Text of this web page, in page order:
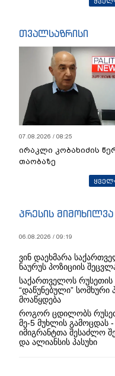
თვალსაზრისი
07.08.2026 / 08:25
ირაკლი კობახიძის
თაობაზე
პრესის მიმოხილვა
06.08.2026 / 09:19
ვინ დაეხმარა
ნაურუს პოზიციის
საქართველოს რუსეთის
“დაწუნებული”
მოაწყდება
როგორ ცდილობს
მე-5 მუხლის გამოცდას -
იმიგრანტთა შესაძლო
და ალიანსის პასუხი